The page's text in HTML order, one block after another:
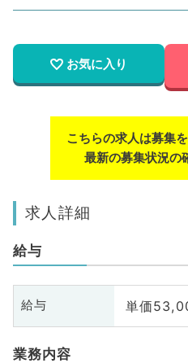
お気に入り
こちらの求人は募集
最新の募集状況の
求人詳細
給与
給与 単価
業務内容